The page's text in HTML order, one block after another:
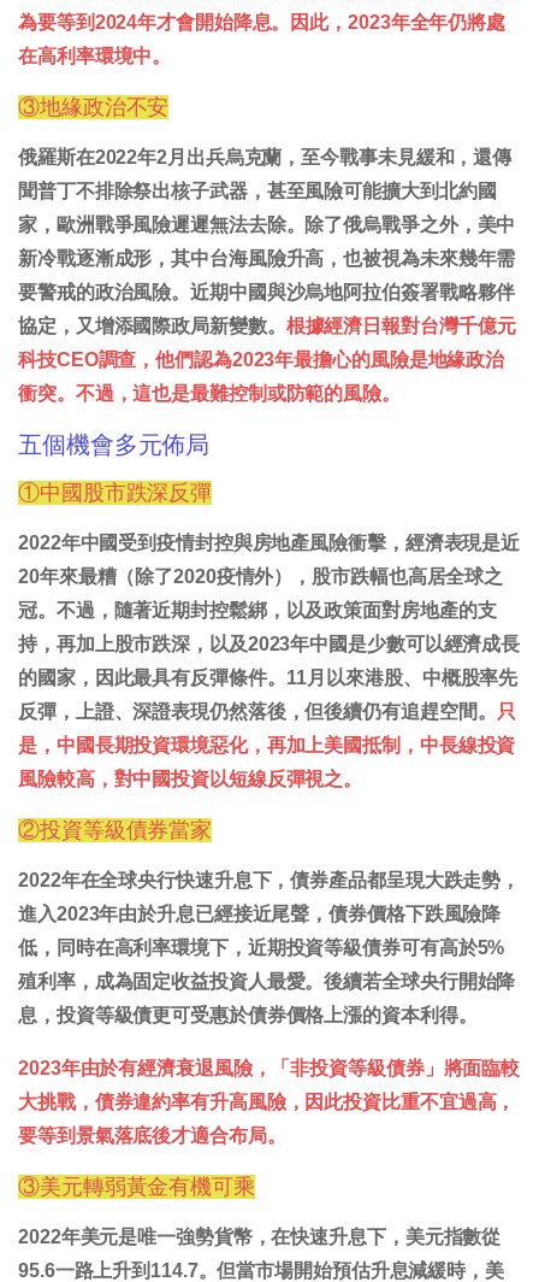
為要等到2024年才會開始降息。因此，2023年全年仍將處
在高利率環境中。
③地緣政治不安
俄羅斯在2022年2月出兵烏克蘭，至今戰事未見緩和，還傳
聞普丁不排除祭出核子武器，甚至風險可能擴大到北約國
家，歐洲戰爭風險遲遲無法去除。除了俄烏戰爭之外，美中
新冷戰逐漸成形，其中台海風險升高，也被視為未來幾年需
要警戒的政治風險。近期中國與沙烏地阿拉伯簽署戰略夥伴
協定，又增添國際政局新變數。 根據經濟日報對台灣千億元
科技CEO調查，他們認為2023年最擔心的風險是地緣政治
衝突。不過，這也是最難控制或防範的風險。
五個機會多元佈局
①中國股市跌深反彈
2022年中國受到疫情封控與房地產風險衝擊，經濟表現是近
20年來最糟（除了2020疫情外），股市跌幅也高居全球之
冠。不過，隨著近期封控鬆綁，以及政策面對房地產的支
持，再加上股市跌深，以及2023年中國是少數可以經濟成長
的國家，因此最具有反彈條件。11月以來港股、中概股率先
反彈，上證、深證表現仍然落後，但後續仍有追趕空間。
只
是，中國長期投資環境惡化，再加上美國抵制，中長線投資
風險較高，對中國投資以短線反彈視之。
②投資等級債券當家
2022年在全球央行快速升息下，債券產品都呈現大跌走勢，
進入2023年由於升息已經接近尾聲，債券價格下跌風險降
低，同時在高利率環境下，近期投資等級債券可有高於5%
殖利率，成為固定收益投資人最愛。後續若全球央行開始降
息，投資等級債更可受惠於債券價格上漲的資本利得。
2023年由於有經濟衰退風險，「非投資等級債券」將面臨較
大挑戰，債券違約率有升高風險，因此投資比重不宜過高，
要等到景氣落底後才適合布局。
③美元轉弱黃金有機可乘
2022年美元是唯一強勢貨幣，在快速升息下，美元指數從
95.6一路上升到114.7。但當市場開始預估升息減緩時，美